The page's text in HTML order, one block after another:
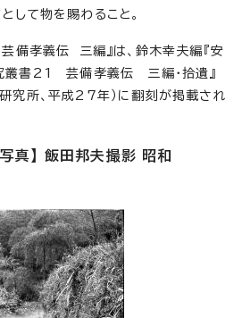
して物を賜わること。
芸備孝義伝 三編』は、鈴木幸夫編『安
叢書21 芸備孝義伝 三編・拾遺』
究所、平成27年）に翻刻が掲載され
真】 飯田邦夫撮影 昭和